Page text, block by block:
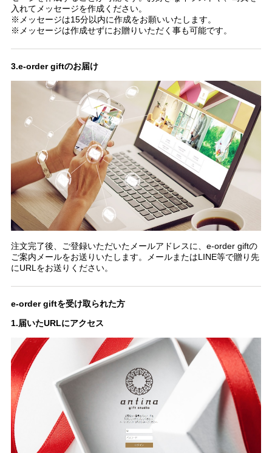
入れてメッセージを作成ください。
※メッセージは15分以内に作成をお願いいたします。
※メッセージは作成せずにお贈りいただく事も可能です。
3.e-order giftのお届け
注文完了後、ご登録いただいたメールアドレスに、e-order giftの
ご案内メールをお送りいたします。メールまたはLINE等で贈り先
にURLをお送りください。
e-order giftを受け取られた方
1.届いたURLにアクセス